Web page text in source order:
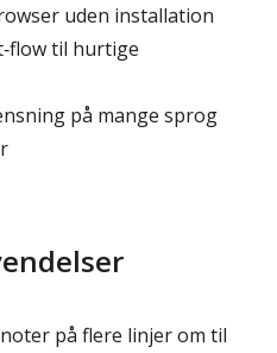
uden installation
til hurtige
på mange sprog
på flere linjer om til